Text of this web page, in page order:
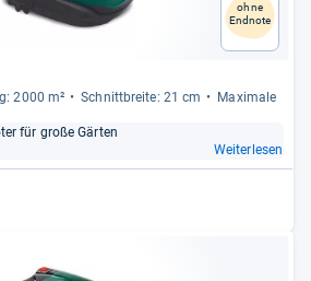
ohne
Endnote
2000 m² Schnitt­breite: 21 cm
Maxi­male
für große Gär­ten
Weiterlesen